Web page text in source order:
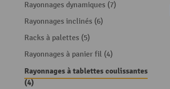
Rayonnages dynamiques (7)
Rayonnages inclinés (6)
Racks à palettes (5)
Rayonnages à panier fil (4)
Rayonnages à tablettes coulissantes
(4)